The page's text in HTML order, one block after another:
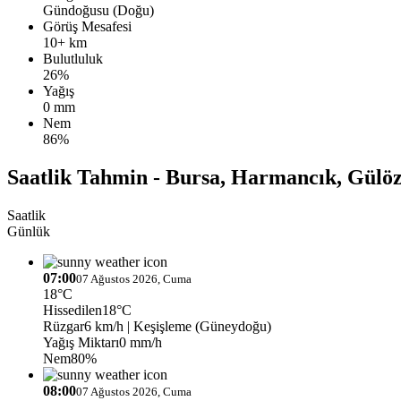
Gündoğusu (Doğu)
Görüş Mesafesi
10+ km
Bulutluluk
26%
Yağış
0 mm
Nem
86%
Saatlik Tahmin - Bursa, Harmancık,
Saatlik
Günlük
07:0007 Ağustos 2026, Cuma
18°C
Hissedilen18°C
Rüzgar6 km/h | Keşişleme (Güneydoğu)
Yağış Miktarı0 mm/h
Nem80%
08:0007 Ağustos 2026, Cuma